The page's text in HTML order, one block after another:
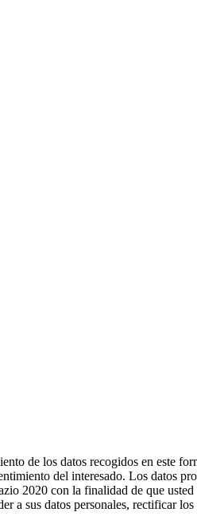
de los datos recogidos en este
del interesado. Los datos
2020 con la finalidad de que
a sus datos personales, rectificar